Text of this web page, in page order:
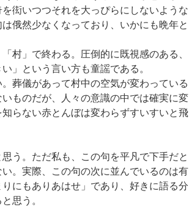
衒いつつそれを大っぴらにしないような
俄然少なくなっており、いかにも晩年と
村」で終わる。圧倒的に既視感のある、
」という言い方も童謡である。
。葬儀があって村中の空気が変わっている
ものだが、人々の意識の中では確実に変
らない赤とんぼは変わらずすいすいと飛
う。ただ私も、この句を平凡で下手だと
。実際、この句の次に並んでいるのは有
にもありあはせ」であり、好きに語る分
思う。